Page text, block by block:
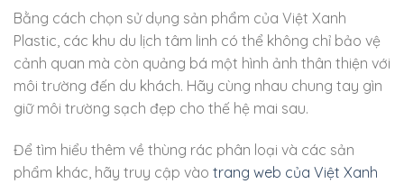
Bằng cách chọn sử dụng sản phẩm của Việt Xanh
Plastic, các khu du lịch tâm linh có thể không chỉ bảo vệ
cảnh quan mà còn quảng bá một hình ảnh thân thiện với
môi trường đến du khách. Hãy cùng nhau chung tay gìn
giữ môi trường sạch đẹp cho thế hệ mai sau.
Để tìm hiểu thêm về thùng rác phân loại và các sản
phẩm khác, hãy truy cập vào trang web của Việt Xanh